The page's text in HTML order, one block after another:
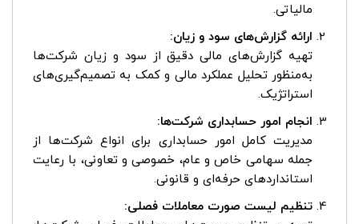
مالیاتی.
ارائه گزارش‌های سود و زیان:
تهیه گزارش‌های مالی دقیق از سود و زیان شرکت‌ها
به‌منظور تحلیل عملکرد مالی و کمک به تصمیم‌گیری‌های
استراتژیک.
انجام امور حسابداری شرکت‌ها:
مدیریت کامل امور حسابداری برای انواع شرکت‌ها از
جمله سهامی خاص و عام، خصوصی و تعاونی، با رعایت
استانداردهای حرفه‌ای و قانونی.
تنظیم لیست صورت معاملات فصلی: